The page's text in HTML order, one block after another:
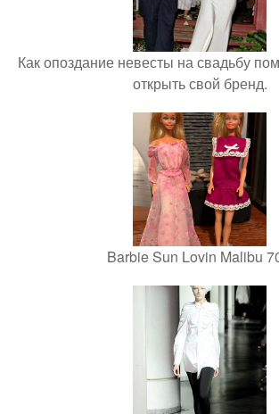
Как опоздание невесты на свадьбу
открыть свой бренд.
Barbie Sun Lovin Malibu